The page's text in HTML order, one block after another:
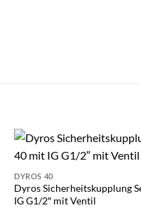
DYROS 40
Dyros Sicherheitskupplung
IG G1/2″ mit Ventil